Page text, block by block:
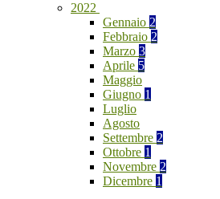
2022
Gennaio 2
Febbraio 2
Marzo 3
Aprile 5
Maggio
Giugno 1
Luglio
Agosto
Settembre 2
Ottobre 1
Novembre 2
Dicembre 1